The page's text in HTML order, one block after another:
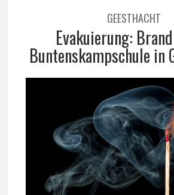
GEESTHACHT
Evakuierung:
Buntenskampschule in